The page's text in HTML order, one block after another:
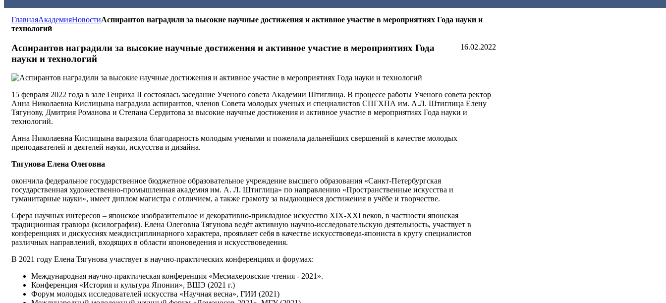
ГлавнаяАкадемияНовостиАспирантов наградили за высокие научные достижения и активное участие в мероприятиях Года науки и
технологий
16.02.2022
Аспирантов наградили за высокие научные достижения и активное участие в мероприятиях Года
науки и технологий
15 февраля 2022 года в зале Генриха II состоялась заседание Ученого совета Академии Штиглица. В процессе работы Ученого совета ректор
Анна Николаевна Кислицына наградила аспирантов, членов Совета молодых ученых и специалистов СПГХПА им. А.Л. Штиглица Елену
Тягунову, Дмитрия Романова и Степана Сердитова за высокие научные достижения и активное участие в мероприятиях Года науки и
технологий.
Анна Николаевна Кислицына выразила благодарность молодым учеными и пожелала дальнейших свершений в качестве молодых
преподавателей и деятелей науки, искусства и дизайна.
Тягунова Елена Олеговна
окончила федеральное государственное бюджетное образовательное учреждение высшего образования «Санкт-Петербургская
государственная художественно-промышленная академия им. А. Л. Штиглица» по направлению «Пространственные искусства и
гуманитарные науки», имеет диплом магистра с отличием, а также грамоту за выдающиеся достижения в учёбе и творчестве.
Сфера научных интересов – японское изобразительное и декоративно-прикладное искусство XIX-XXI веков, в частности японская
традиционная гравюра (ксилография). Елена Олеговна Тягунова ведёт активную научно-исследовательскую деятельность, участвует в
конференциях и дискуссиях междисциплинарного характера, проявляет себя в качестве искусствоведа-япониста в кругу специалистов
различных направлений, входящих в области японоведения и искусствоведения.
В 2021 году Елена Тягунова участвует в научно-практических конференциях и форумах:
Международная научно-практическая конференция «Месмахеровские чтения - 2021».
Конференция «История и культура Японии», ВШЭ (2021 г.)
Форум молодых исследователей искусства «Научная весна», ГИИ (2021)